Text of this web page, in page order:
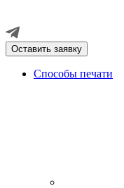
Оставить заявку
Способы печати